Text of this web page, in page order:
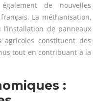
de nouvelles
La méthanisation,
de panneaux
constituent des
tout en contribuant à la
: